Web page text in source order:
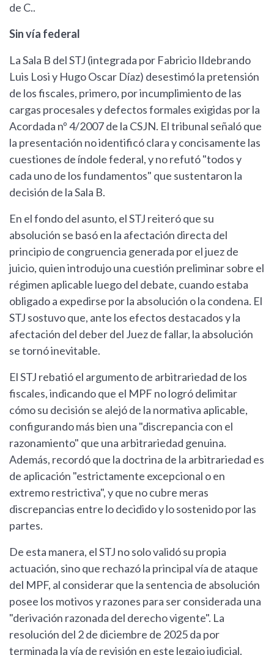
de C..
Sin vía federal
La Sala B del STJ (integrada por Fabricio Ildebrando
Luis Losi y Hugo Oscar Díaz) desestimó la pretensión
de los fiscales, primero, por incumplimiento de las
cargas procesales y defectos formales exigidas por la
Acordada nº 4/2007 de la CSJN. El tribunal señaló que
la presentación no identificó clara y concisamente las
cuestiones de índole federal, y no refutó "todos y
cada uno de los fundamentos" que sustentaron la
decisión de la Sala B.
En el fondo del asunto, el STJ reiteró que su
absolución se basó en la afectación directa del
principio de congruencia generada por el juez de
juicio, quien introdujo una cuestión preliminar sobre el
régimen aplicable luego del debate, cuando estaba
obligado a expedirse por la absolución o la condena. El
STJ sostuvo que, ante los efectos destacados y la
afectación del deber del Juez de fallar, la absolución
se tornó inevitable.
El STJ rebatió el argumento de arbitrariedad de los
fiscales, indicando que el MPF no logró delimitar
cómo su decisión se alejó de la normativa aplicable,
configurando más bien una "discrepancia con el
razonamiento" que una arbitrariedad genuina.
Además, recordó que la doctrina de la arbitrariedad es
de aplicación "estrictamente excepcional o en
extremo restrictiva", y que no cubre meras
discrepancias entre lo decidido y lo sostenido por las
partes.
De esta manera, el STJ no solo validó su propia
actuación, sino que rechazó la principal vía de ataque
del MPF, al considerar que la sentencia de absolución
posee los motivos y razones para ser considerada una
"derivación razonada del derecho vigente". La
resolución del 2 de diciembre de 2025 da por
terminada la vía de revisión en este legajo judicial.